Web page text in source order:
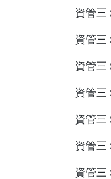
資管三
資管三
資管三
資管三
資管三
資管三
資管三